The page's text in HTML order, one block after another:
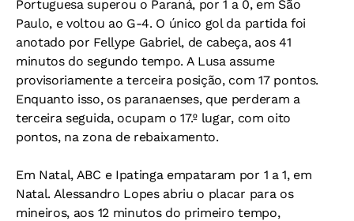
Portuguesa superou o Paraná, por 1 a 0, em São
Paulo, e voltou ao G-4. O único gol da partida foi
anotado por Fellype Gabriel, de cabeça, aos 41
minutos do segundo tempo. A Lusa assume
provisoriamente a terceira posição, com 17 pontos.
Enquanto isso, os paranaenses, que perderam a
terceira seguida, ocupam o 17.º lugar, com oito
pontos, na zona de rebaixamento.
Em Natal, ABC e Ipatinga empataram por 1 a 1, em
Natal. Alessandro Lopes abriu o placar para os
mineiros, aos 12 minutos do primeiro tempo,